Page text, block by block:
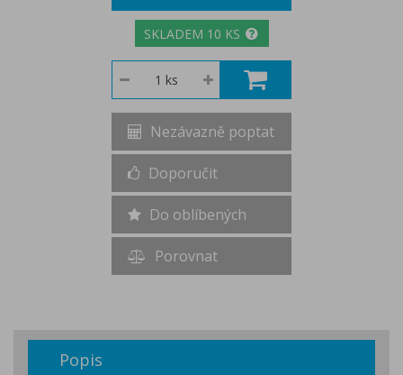
SKLADEM 10 KS
Nezávazně poptat
Doporučit
Do oblíbených
Porovnat
Popis